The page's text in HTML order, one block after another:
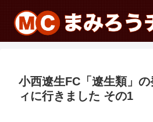
小西遼生FC「遼生類」
ィに行きました その1